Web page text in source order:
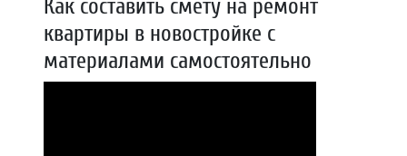
Как составить смету на ремонт
квартиры в новостройке с
материалами самостоятельно